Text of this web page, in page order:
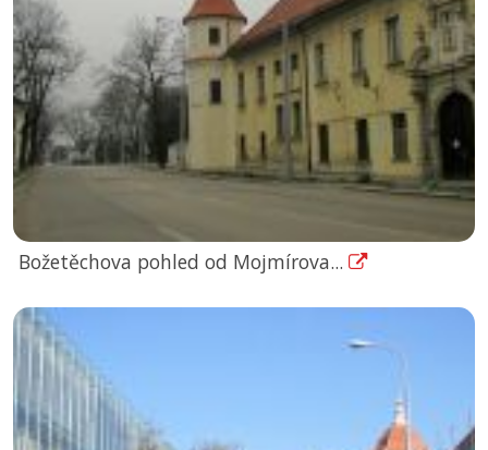
Božetěchova pohled od Mojmírova...